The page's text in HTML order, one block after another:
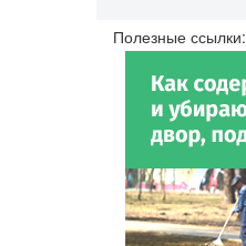
Полезные ссылки: